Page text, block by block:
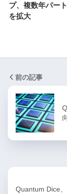
プ、複数年パー
を拡大
前の記事
Quantum Dice